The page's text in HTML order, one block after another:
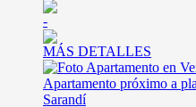
-
MÁS DETALLES